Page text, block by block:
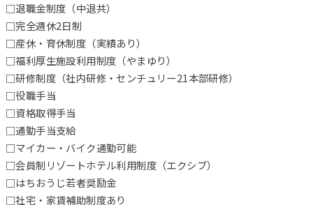
□退職金制度（中退共）
□完全週休2日制
□産休・育休制度（実績あり）
□福利厚生施設利用制度（やまゆり）
□研修制度（社内研修・センチュリー21本部研修）
□役職手当
□資格取得手当
□通勤手当支給
□マイカー・バイク通勤可能
□会員制リゾートホテル利用制度（エクシブ）
□はちおうじ若者奨励金
□社宅・家賃補助制度あり